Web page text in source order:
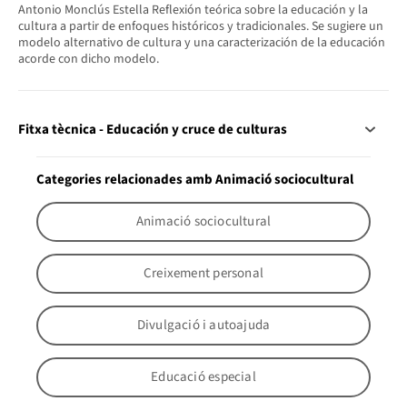
Antonio Monclús Estella Reflexión teórica sobre la educación y la
cultura a partir de enfoques históricos y tradicionales. Se sugiere un
modelo alternativo de cultura y una caracterización de la educación
acorde con dicho modelo.
Fitxa tècnica - Educación y cruce de culturas
Categories relacionades amb Animació sociocultural
Animació sociocultural
Creixement personal
Divulgació i autoajuda
Educació especial